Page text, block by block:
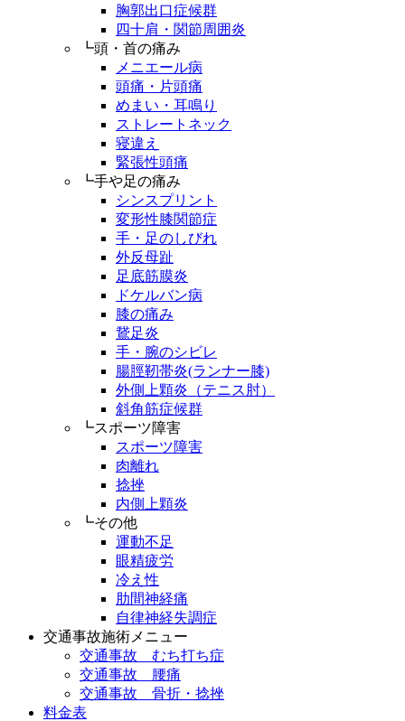
胸郭出口症候群
四十肩・関節周囲炎
┗頭・首の痛み
メニエール病
頭痛・片頭痛
めまい・耳鳴り
ストレートネック
寝違え
緊張性頭痛
┗手や足の痛み
シンスプリント
変形性膝関節症
手・足のしびれ
外反母趾
足底筋膜炎
ドケルバン病
膝の痛み
鵞足炎
手・腕のシビレ
腸脛靭帯炎(ランナー膝)
外側上顆炎（テニス肘）
斜角筋症候群
┗スポーツ障害
スポーツ障害
肉離れ
捻挫
内側上顆炎
┗その他
運動不足
眼精疲労
冷え性
肋間神経痛
自律神経失調症
交通事故施術メニュー
交通事故 むち打ち症
交通事故 腰痛
交通事故 骨折・捻挫
料金表